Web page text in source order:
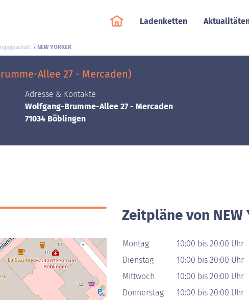
Ladenketten
NEW YORKER
Allee 27 - Mercaden)
Adresse & Kontakte
Wolfgang-Brumme-Allee 27 - Mercaden
71034 Böblingen
Zeitpläne von NEW
Montag
10:00 bis 20:00 Uhr
Dienstag
10:00 bis 20:00 Uhr
Mittwoch
10:00 bis 20:00 Uhr
Donnerstag
10:00 bis 20:00 Uhr